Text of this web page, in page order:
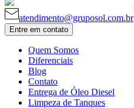
atendimento@gruposol.com.br
Entre em contato
Quem Somos
Diferenciais
Blog
Contato
Entrega de Óleo Diesel
Limpeza de Tanques